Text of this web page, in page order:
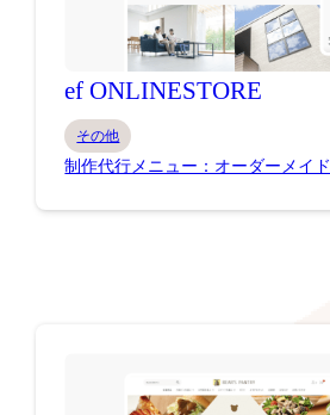
ef ONLINESTORE
その他
制作代行メニュー：オーダーメイド